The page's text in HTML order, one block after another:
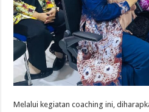
Melalui kegiatan coaching ini,